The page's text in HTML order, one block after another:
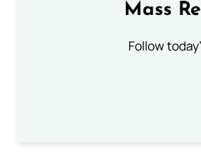
Mass
Follow